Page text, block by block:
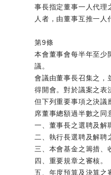
事長指定董事一人代理
人者，由董事互推一人
第9條
本會董事會每半年至少
議。
會議由董事長召集之，
得開會。對於議案之表
但下列重要事項之決議
席董事總額過半數之同
一、董事長之選聘及解
二、執行長選聘及解聘
三、本會基金之籌措、
四、重要規章之審核。
五、年度預算及決算之